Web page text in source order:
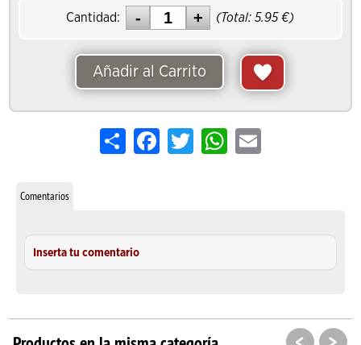
Cantidad: (Total:5.95 €)
Añadir al Carrito
Share FacebookTwitterWhatsApp
Email
Comentarios
Inserta tu comentario